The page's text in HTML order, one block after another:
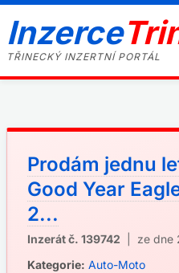
Inzerce
TŘINECKÝ INZERTNÍ PORTÁL
Prodám jednu
Good Year
2...
Inzerát č. 139742 | ze dne
Kategorie: Auto-Moto